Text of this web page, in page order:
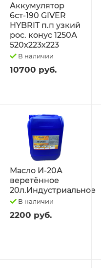
Аккумулятор
6ст-190 GIVER
HYBRIT п.п узкий
рос. конус 1250А
520х223х223
В наличии
10700 руб.
Масло И-20А
веретённое
20л.Индустриальное
В наличии
2200 руб.